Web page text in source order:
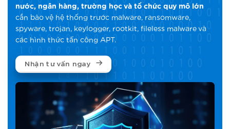
nước, ngân hàng, trường học và tổ chức quy mô lớn
cần bảo vệ hệ thống trước malware, ransomware,
spyware, trojan, keylogger, rootkit, fileless malware và
các hình thức tấn công APT.
Nhận tư vấn ngay